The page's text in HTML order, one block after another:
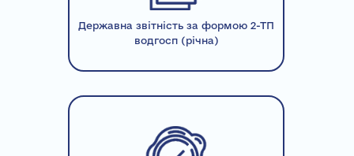
Державна звітність за формою 2-ТП
водгосп (річна)